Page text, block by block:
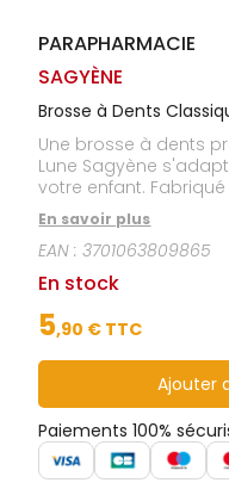
PARAPHARMACIE
SAGYÈNE
Brosse à Dents
Une brosse à dents
Lune Sagyène
votre enfant.
avec des poils doux
dents et les gencives
En savoir plus
EAN :3701063809865
En stock
5,90 € TTC
Ajouter
Paiements 100%